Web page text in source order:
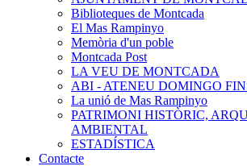
Biblioteques de Montcada
El Mas Rampinyo
Memòria d'un poble
Montcada Post
LA VEU DE MONTCADA
ABI - ATENEU DOMINGO
La unió de Mas Rampinyo
PATRIMONI HISTÒRIC,
AMBIENTAL
ESTADÍSTICA
Contacte